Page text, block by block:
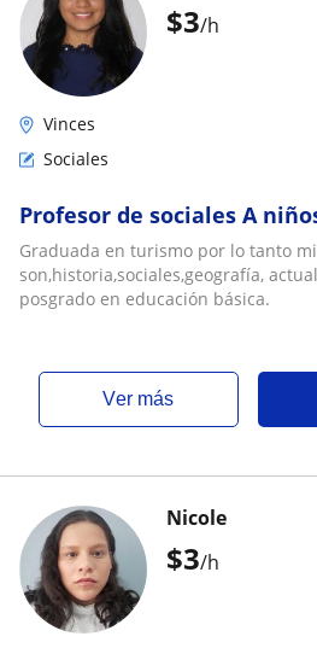
$3/h
Vinces
Sociales
Profesor de sociales A
Graduada en turismo por lo tanto
son,historia,sociales,geografía,
posgrado en educación básica.
ver más
$3/h
Nicole